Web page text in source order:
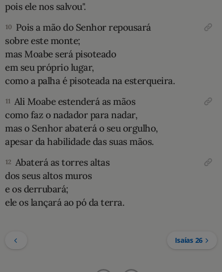
pois ele nos salvou".
10 Pois a mão do Senhor repousará
sobre este monte;
mas Moabe será pisoteado
em seu próprio lugar,
como a palha é pisoteada na esterqueira.
11 Ali Moabe estenderá as mãos
como faz o nadador para nadar,
mas o Senhor abaterá o seu orgulho,
apesar da habilidade das suas mãos.
12 Abaterá as torres altas
dos seus altos muros
e os derrubará;
ele os lançará ao pó da terra.
Isaías 26